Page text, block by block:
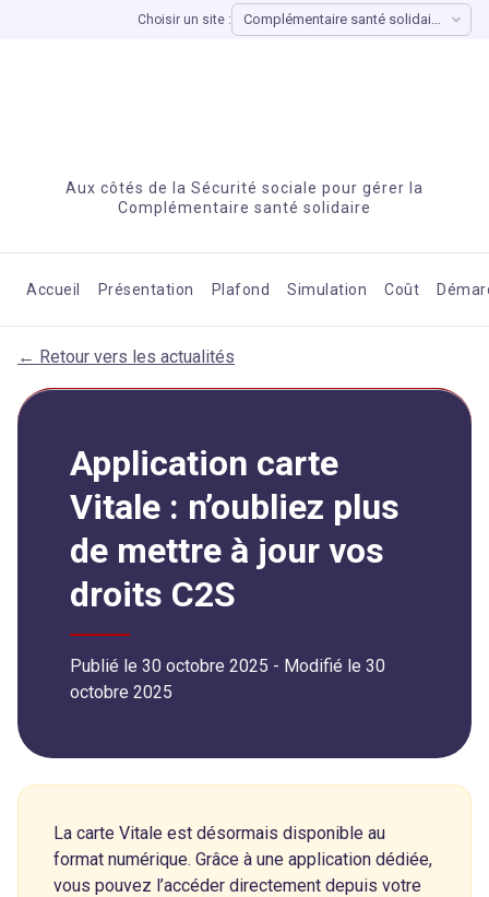
Choisir un site :
Aux côtés de la Sécurité sociale pour gérer la
Complémentaire santé solidaire
Accueil Présentation Plafond Simulation Coût
← Retour vers les actualités
Application carte
Vitale : n’oubliez plus
de mettre à jour vos
droits C2S
Publié le 30 octobre 2025 - Modifié le 30
octobre 2025
La carte Vitale est désormais disponible au
format numérique. Grâce à une application dédiée,
vous pouvez l’accéder directement depuis votre